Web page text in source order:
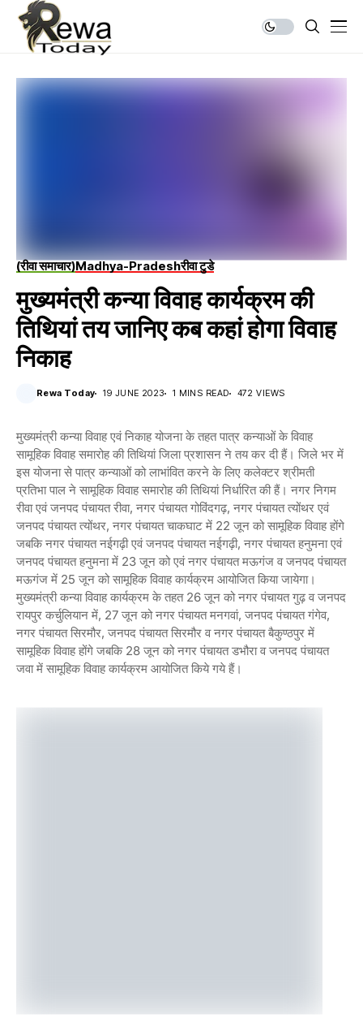
(रीवा समाचार)Madhya-Pradeshरीवा टुडे
मुख्यमंत्री कन्या विवाह कार्यक्रम की
तिथियां तय जानिए कब कहां होगा विवाह
निकाह
Rewa Today 19 JUNE 2023 1 MINS READ 472 VIEWS
मुख्यमंत्री कन्या विवाह एवं निकाह योजना के तहत पात्र कन्याओं के विवाह
सामूहिक विवाह समारोह की तिथियां जिला प्रशासन ने तय कर दी हैं। जिले भर में
इस योजना से पात्र कन्याओं को लाभांवित करने के लिए कलेक्टर श्रीमती
प्रतिभा पाल ने सामूहिक विवाह समारोह की तिथियां निर्धारित की हैं। नगर निगम
रीवा एवं जनपद पंचायत रीवा, नगर पंचायत गोविंदगढ़, नगर पंचायत त्योंथर एवं
जनपद पंचायत त्योंथर, नगर पंचायत चाकघाट में 22 जून को सामूहिक विवाह होंगे
जबकि नगर पंचायत नईगढ़ी एवं जनपद पंचायत नईगढ़ी, नगर पंचायत हनुमना एवं
जनपद पंचायत हनुमना में 23 जून को एवं नगर पंचायत मऊगंज व जनपद पंचायत
मऊगंज में 25 जून को सामूहिक विवाह कार्यक्रम आयोजित किया जायेगा।
मुख्यमंत्री कन्या विवाह कार्यक्रम के तहत 26 जून को नगर पंचायत गुढ़ व जनपद
रायपुर कर्चुलियान में, 27 जून को नगर पंचायत मनगवां, जनपद पंचायत गंगेव,
नगर पंचायत सिरमौर, जनपद पंचायत सिरमौर व नगर पंचायत बैकुण्ठपुर में
सामूहिक विवाह होंगे जबकि 28 जून को नगर पंचायत डभौरा व जनपद पंचायत
जवा में सामूहिक विवाह कार्यक्रम आयोजित किये गये हैं।